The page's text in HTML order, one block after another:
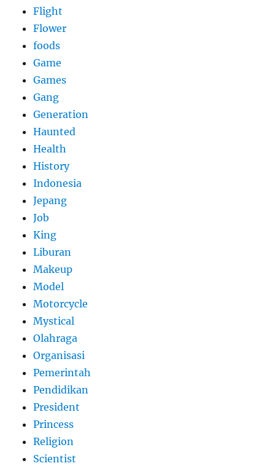
Flight
Flower
foods
Game
Games
Gang
Generation
Haunted
Health
History
Indonesia
Jepang
Job
King
Liburan
Makeup
Model
Motorcycle
Mystical
Olahraga
Organisasi
Pemerintah
Pendidikan
President
Princess
Religion
Scientist